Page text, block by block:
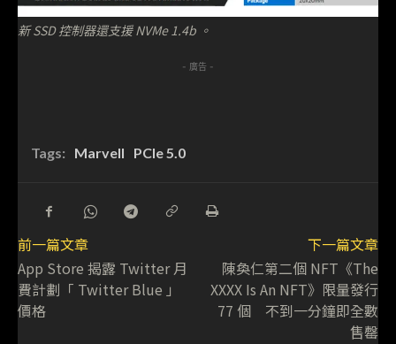
新 SSD 控制器還支援 NVMe 1.4b 。
- 廣告 -
Tags: Marvell PCIe 5.0
前一篇文章
App Store 揭露 Twitter 月
費計劃「 Twitter Blue 」
價格
下一篇文章
陳奐仁第二個 NFT《The
XXXX Is An NFT》限量發行
77 個 不到一分鐘即全數
售罄